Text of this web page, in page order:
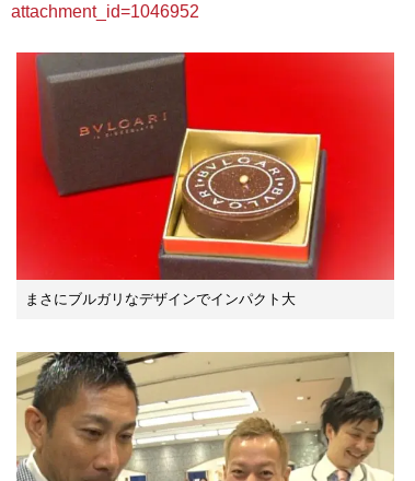
attachment_id=1046952
まさにブルガリなデザインでインパクト大